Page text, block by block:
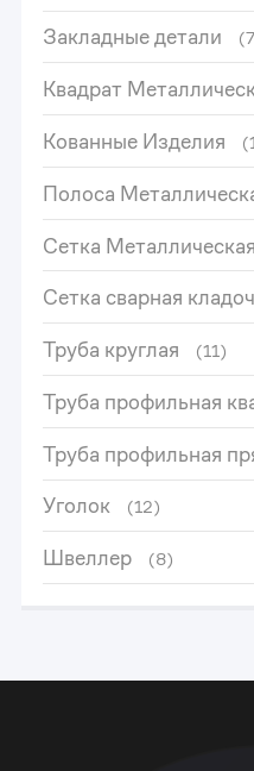
Закладные детали
Квадрат
Кованные Изделия
Полоса
Сетка Металлическая
Сетка сварная
Труба круглая (11)
Труба профильная
Труба профильная
Уголок (12)
Швеллер (8)